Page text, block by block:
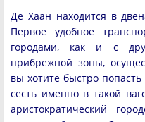
Де Хаан находится в
Первое удобное
городами, как и с
прибрежной зоны,
вы хотите быстро
сесть именно в такой
аристократический